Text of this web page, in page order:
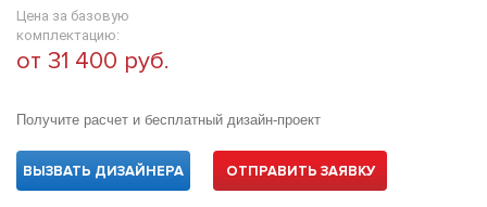
Цена за базовую
комплектацию:
от 31 400 руб.
Получите расчет и бесплатный дизайн-проект
ВЫЗВАТЬ ДИЗАЙНЕРА ОТПРАВИТЬ ЗАЯВКУ